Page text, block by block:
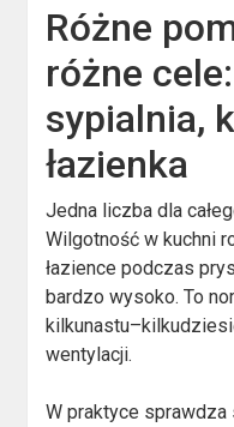
Różne
różne
sypialnia,
łazienka
Jedna liczba dla
Wilgotność w kuchni
łazience podczas
bardzo wysoko. To
wentylacji.
W praktyce